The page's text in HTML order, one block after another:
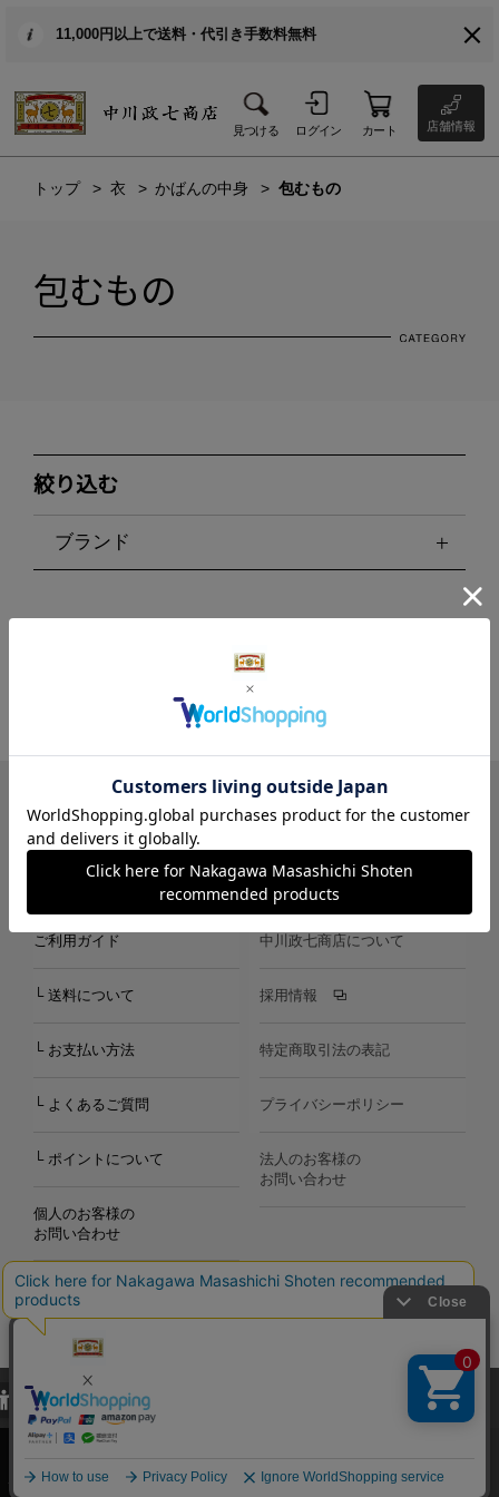
11,000円以上で送料・代引き手数料無料
見つける ログイン カート 店舗情報
トップ 衣 かばんの中身 包むもの
包むもの
絞り込む
ブランド
LINE Instagram X Facebook メールマガジン
ご利用ガイド
└ 送料について
└ お支払い方法
└ よくあるご質問
└ ポイントについて
個人のお客様の
お問い合わせ
中川政七商店について
採用情報
特定商取引法の表記
プライバシーポリシー
法人のお客様の
お問い合わせ
Copyright©2000-2026
Nakagawa Masashichi Shoten All Rights Reserved.
当サイトでは、当サイト内における閲覧履歴・属性情報などの取得およ
び利便性向上のためにクッキー（Cookie）を使用いたします。詳細に
関しては「プライバシーポリシー
承諾する